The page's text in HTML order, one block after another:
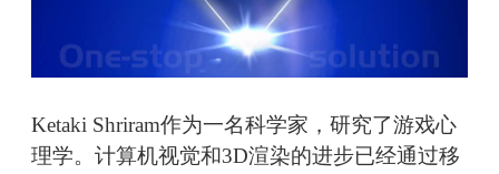
Ketaki Shriram作为一名科学家，研究了游戏心
理学。计算机视觉和3D渲染的进步已经通过移